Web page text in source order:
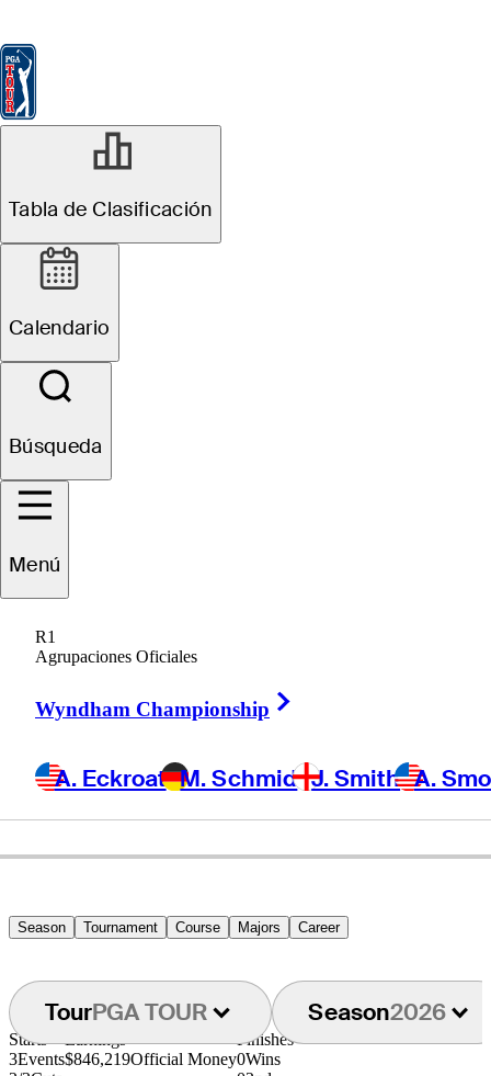
Tabla de Clasificación
Calendario
Búsqueda
Menú
R1
Agrupaciones Oficiales
Wyndham Championship
A. Eckroat M. Schmid J. Smith A.
Season Tournament Course Majors Career
TourPGA TOUR Season2026
Starts
3Events
Earnings
$846,219Official Money
Finishes
0Wins